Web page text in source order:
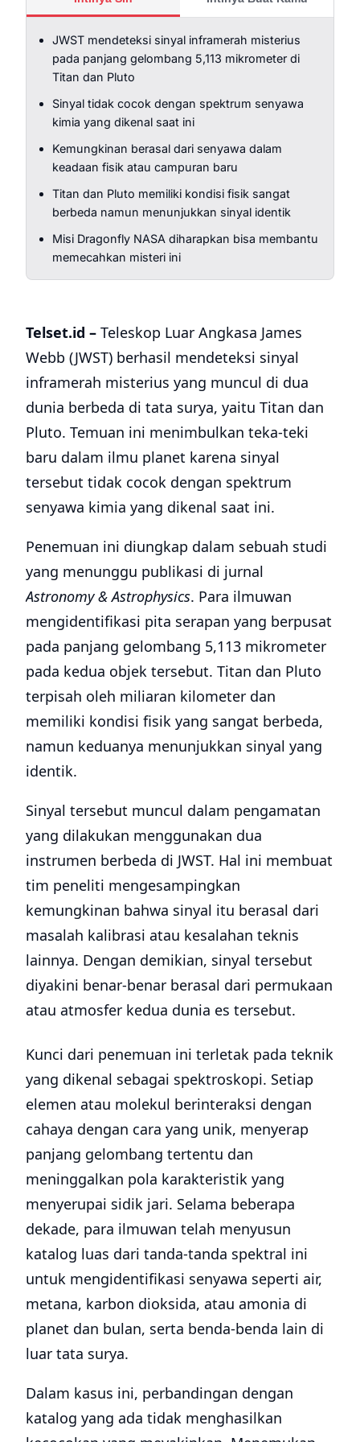
JWST mendeteksi sinyal inframerah misterius
pada panjang gelombang 5,113 mikrometer di
Titan dan Pluto
Sinyal tidak cocok dengan spektrum senyawa
kimia yang dikenal saat ini
Kemungkinan berasal dari senyawa dalam
keadaan fisik atau campuran baru
Titan dan Pluto memiliki kondisi fisik sangat
berbeda namun menunjukkan sinyal identik
Misi Dragonfly NASA diharapkan bisa membantu
memecahkan misteri ini
Telset.id – Teleskop Luar Angkasa James
Webb (JWST) berhasil mendeteksi sinyal
inframerah misterius yang muncul di dua
dunia berbeda di tata surya, yaitu Titan dan
Pluto. Temuan ini menimbulkan teka-teki
baru dalam ilmu planet karena sinyal
tersebut tidak cocok dengan spektrum
senyawa kimia yang dikenal saat ini.
Penemuan ini diungkap dalam sebuah studi
yang menunggu publikasi di jurnal
Astronomy & Astrophysics. Para ilmuwan
mengidentifikasi pita serapan yang berpusat
pada panjang gelombang 5,113 mikrometer
pada kedua objek tersebut. Titan dan Pluto
terpisah oleh miliaran kilometer dan
memiliki kondisi fisik yang sangat berbeda,
namun keduanya menunjukkan sinyal yang
identik.
Sinyal tersebut muncul dalam pengamatan
yang dilakukan menggunakan dua
instrumen berbeda di JWST. Hal ini membuat
tim peneliti mengesampingkan
kemungkinan bahwa sinyal itu berasal dari
masalah kalibrasi atau kesalahan teknis
lainnya. Dengan demikian, sinyal tersebut
diyakini benar-benar berasal dari permukaan
atau atmosfer kedua dunia es tersebut.
Kunci dari penemuan ini terletak pada teknik
yang dikenal sebagai spektroskopi. Setiap
elemen atau molekul berinteraksi dengan
cahaya dengan cara yang unik, menyerap
panjang gelombang tertentu dan
meninggalkan pola karakteristik yang
menyerupai sidik jari. Selama beberapa
dekade, para ilmuwan telah menyusun
katalog luas dari tanda-tanda spektral ini
untuk mengidentifikasi senyawa seperti air,
metana, karbon dioksida, atau amonia di
planet dan bulan, serta benda-benda lain di
luar tata surya.
Dalam kasus ini, perbandingan dengan
katalog yang ada tidak menghasilkan